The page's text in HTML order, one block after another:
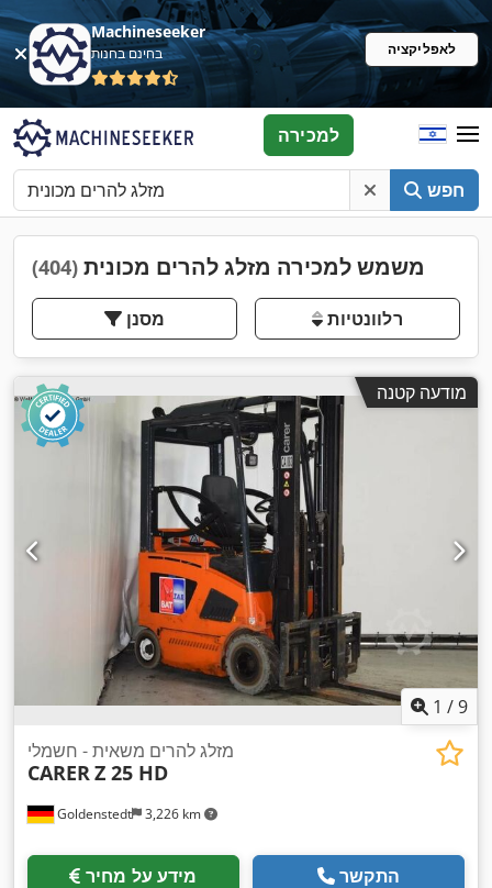
Machineseeker
בחינם בחנות לאפליקציה
חפש
למכירה
משמש למכירה מזלג להרים מכונית (404)
מסנן רלוונטיות
מודעה קטנה
1 /9
Goldenstedt 3,226 km
מזלג להרים משאית - חשמלי
CARER Z 25 HD
מידע על מחיר התקשר